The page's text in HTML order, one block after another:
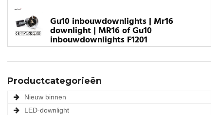
Gu10 inbouwdownlights | Mr16
downlight | MR16 of Gu10
inbouwdownlights F1201
Productcategorieën
Nieuw binnen
LED-downlight